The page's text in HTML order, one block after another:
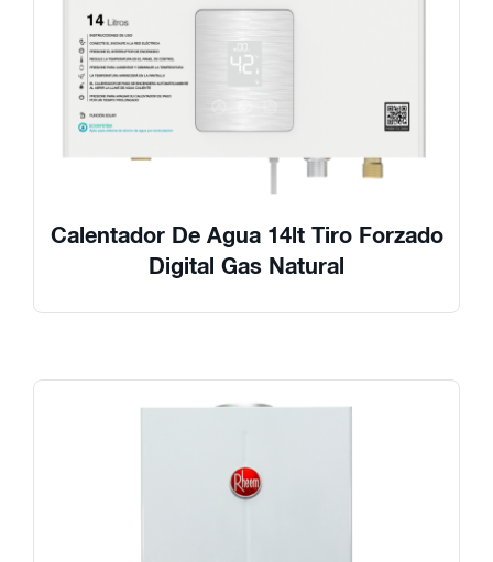
Calentador De Agua 14lt Tiro Forzado
Digital Gas Natural